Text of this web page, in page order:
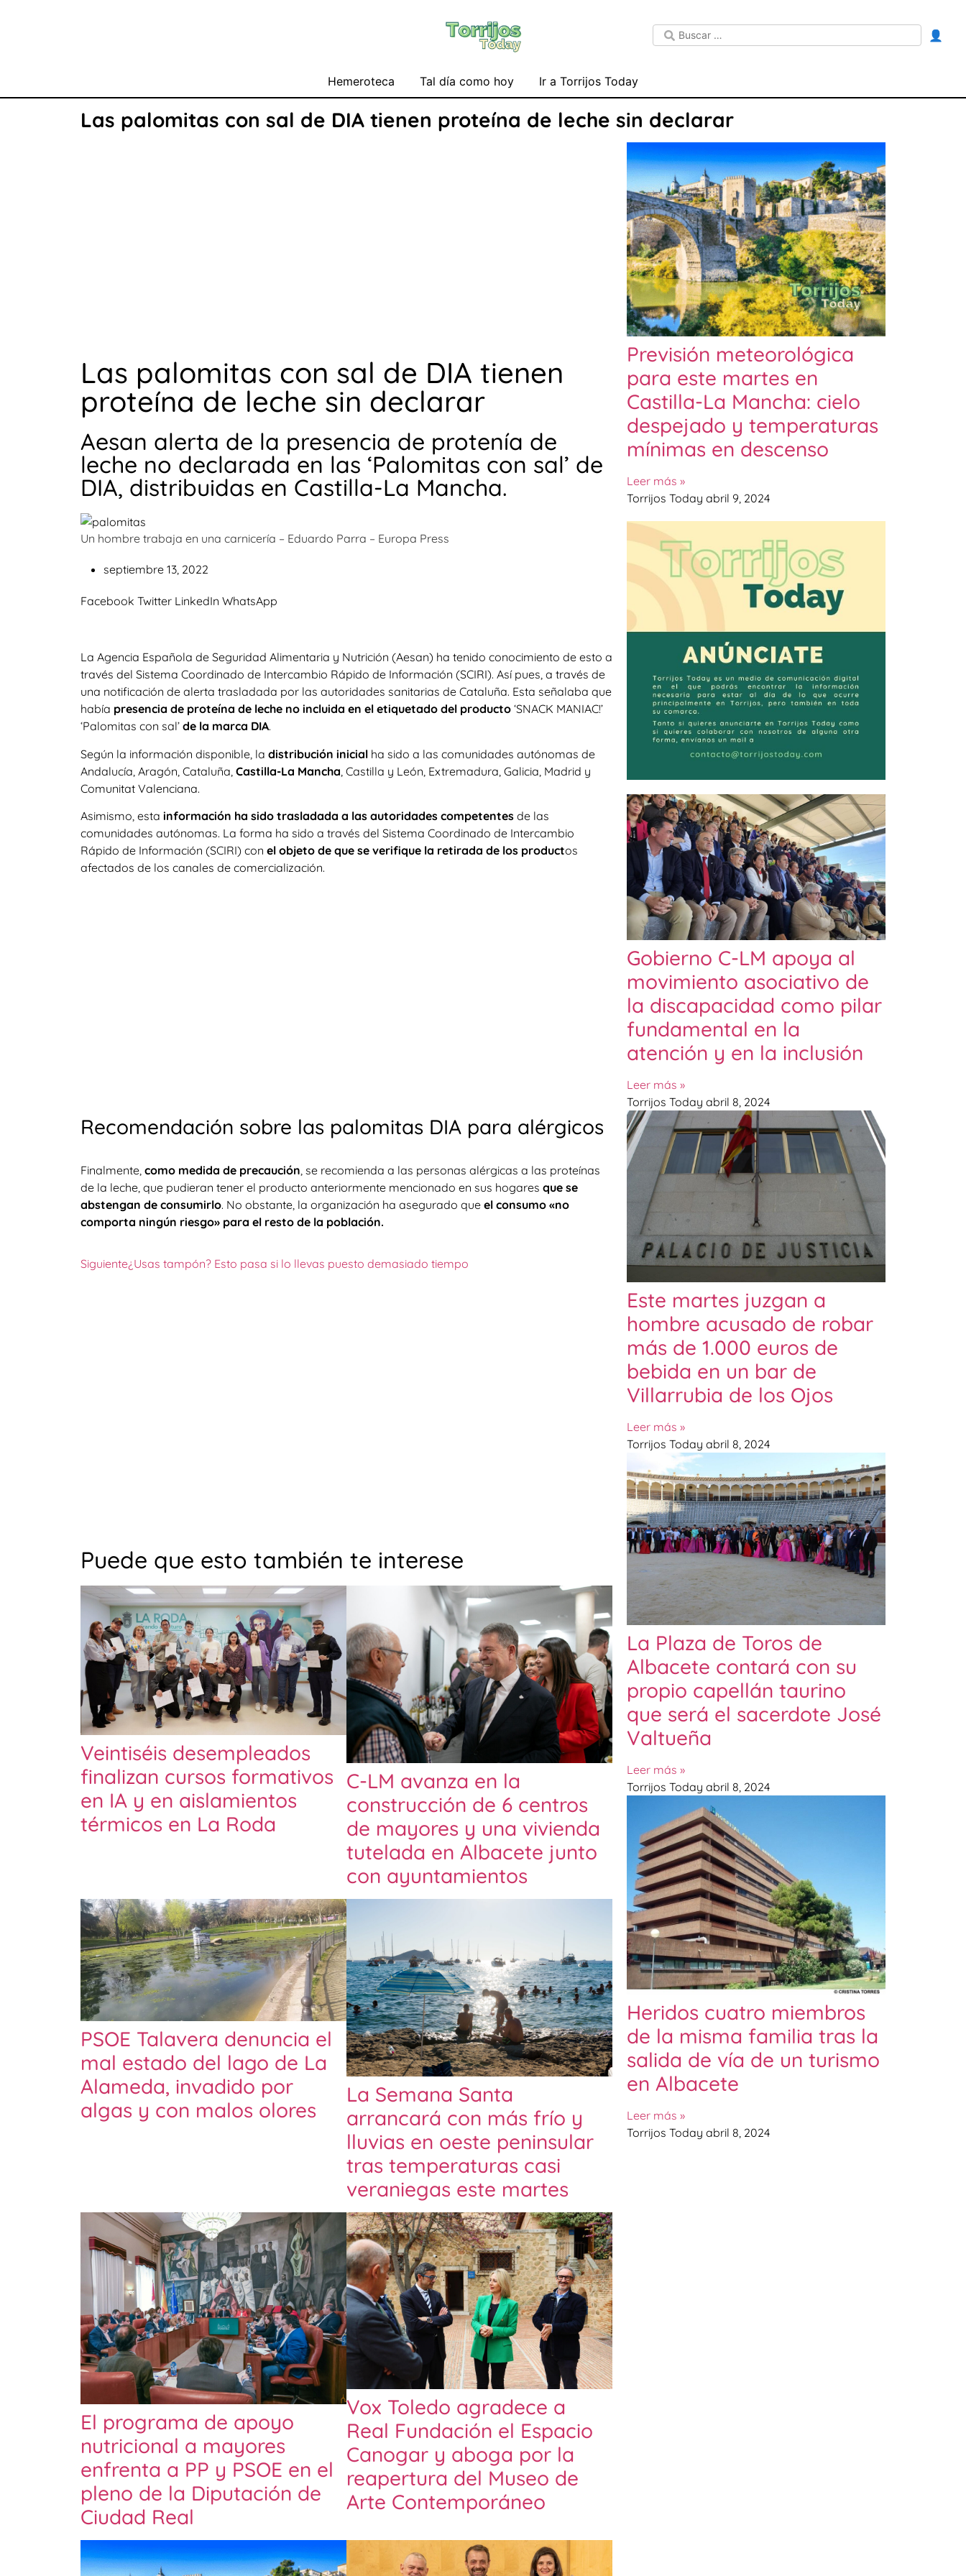
👤
Hemeroteca Tal día como hoy Ir a Torrijos Today
Las palomitas con sal de DIA tienen proteína de leche sin declarar
Las palomitas con sal de DIA tienen
proteína de leche sin declarar
Aesan alerta de la presencia de protenía de
leche no declarada en las ‘Palomitas con sal’ de
DIA, distribuidas en Castilla-La Mancha.
Un hombre trabaja en una carnicería – Eduardo Parra – Europa Press
septiembre 13, 2022
Facebook Twitter LinkedIn WhatsApp
La Agencia Española de Seguridad Alimentaria y Nutrición (Aesan) ha tenido conocimiento de esto a
través del Sistema Coordinado de Intercambio Rápido de Información (SCIRI). Así pues, a través de
una notificación de alerta trasladada por las autoridades sanitarias de Cataluña. Esta señalaba que
había presencia de proteína de leche no incluida en el etiquetado del producto ‘SNACK MANIAC!’
‘Palomitas con sal’ de la marca DIA.
Según la información disponible, la distribución inicial ha sido a las comunidades autónomas de
Andalucía, Aragón, Cataluña, Castilla-La Mancha , Castilla y León, Extremadura, Galicia, Madrid y
Comunitat Valenciana.
Asimismo, esta información ha sido trasladada a las autoridades competentes de las
comunidades autónomas. La forma ha sido a través del Sistema Coordinado de Intercambio
Rápido de Información (SCIRI) con el objeto de que se verifique la retirada de los productos
afectados de los canales de comercialización.
Recomendación sobre las palomitas DIA para alérgicos
Finalmente, como medida de precaución , se recomienda a las personas alérgicas a las proteínas
de la leche, que pudieran tener el producto anteriormente mencionado en sus hogares que se
abstengan de consumirlo. No obstante, la organización ha asegurado que el consumo «no
comporta ningún riesgo» para el resto de la población.
Siguiente¿Usas tampón? Esto pasa si lo llevas puesto demasiado tiempo
Puede que esto también te interese
Veintiséis desempleados
finalizan cursos formativos
en IA y en aislamientos
térmicos en La Roda
C-LM avanza en la
construcción de 6 centros
de mayores y una vivienda
tutelada en Albacete junto
con ayuntamientos
PSOE Talavera denuncia el
mal estado del lago de La
Alameda, invadido por
algas y con malos olores
La Semana Santa
arrancará con más frío y
lluvias en oeste peninsular
tras temperaturas casi
veraniegas este martes
El programa de apoyo
nutricional a mayores
enfrenta a PP y PSOE en el
pleno de la Diputación de
Ciudad Real
Vox Toledo agradece a
Real Fundación el Espacio
Canogar y aboga por la
reapertura del Museo de
Arte Contemporáneo
Previsión meteorológica
para este martes en
Castilla-La Mancha: cielo
despejado y temperaturas
mínimas en descenso
Leer más »
Torrijos Today abril 9, 2024
Gobierno C-LM apoya al
movimiento asociativo de
la discapacidad como pilar
fundamental en la
atención y en la inclusión
Leer más »
Torrijos Today abril 8, 2024
Este martes juzgan a
hombre acusado de robar
más de 1.000 euros de
bebida en un bar de
Villarrubia de los Ojos
Leer más »
Torrijos Today abril 8, 2024
La Plaza de Toros de
Albacete contará con su
propio capellán taurino
que será el sacerdote José
Valtueña
Leer más »
Torrijos Today abril 8, 2024
Heridos cuatro miembros
de la misma familia tras la
salida de vía de un turismo
en Albacete
Leer más »
Torrijos Today abril 8, 2024